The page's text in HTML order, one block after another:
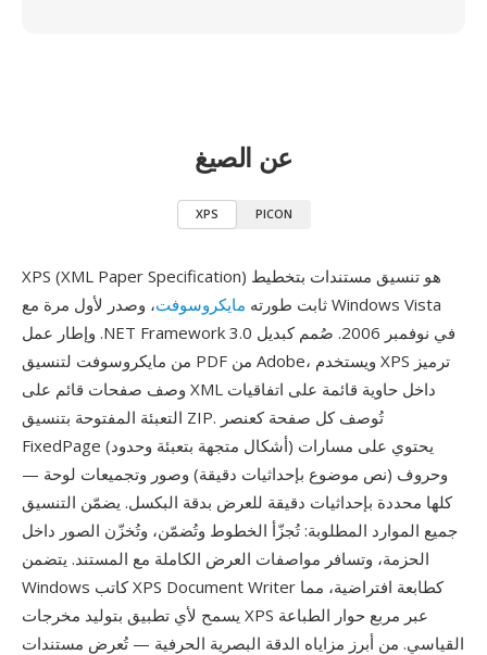
عن الصيغ
XPS PICON
XPS (XML Paper Specification) هو تنسيق مستندات بتخطيط
ثابت طورته مايكروسوفت، وصدر لأول مرة مع Windows Vista
وإطار عمل .NET Framework 3.0 في نوفمبر 2006. صُمم كبديل
من مايكروسوفت لتنسيق PDF من Adobe، ويستخدم XPS ترميز
وصف صفحات قائم على XML داخل حاوية قائمة على اتفاقيات
التعبئة المفتوحة بتنسيق ZIP. تُوصف كل صفحة كعنصر
FixedPage يحتوي على مسارات (أشكال متجهة بتعبئة وحدود)
وحروف (نص موضوع بإحداثيات دقيقة) وصور وتجميعات لوحة —
كلها محددة بإحداثيات دقيقة للعرض بدقة البكسل. يضمّن التنسيق
جميع الموارد المطلوبة: تُجزّأ الخطوط وتُضمّن، وتُخزّن الصور داخل
الحزمة، وتسافر مواصفات العرض الكاملة مع المستند. يتضمن
Windows كاتب XPS Document Writer كطابعة افتراضية، مما
يسمح لأي تطبيق بتوليد مخرجات XPS عبر مربع حوار الطباعة
القياسي. من أبرز مزاياه الدقة البصرية الحرفية — تُعرض مستندات